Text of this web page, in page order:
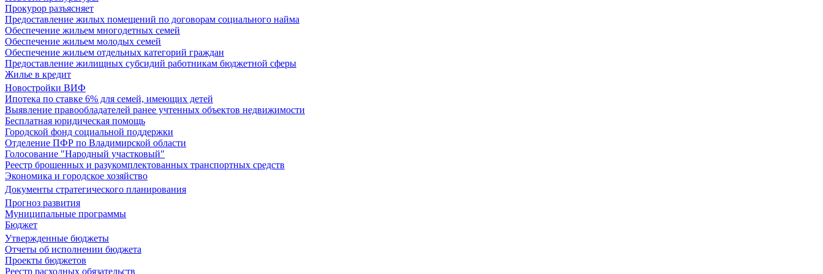
Прокурор разъясняет
Предоставление жилых помещений по договорам социального найма
Обеспечение жильем многодетных семей
Обеспечение жильем молодых семей
Обеспечение жильем отдельных категорий граждан
Предоставление жилищных субсидий работникам бюджетной сферы
Жилье в кредит
Новостройки ВИФ
Ипотека по ставке 6% для семей, имеющих детей
Выявление правообладателей ранее учтенных объектов недвижимости
Бесплатная юридическая помощь
Городской фонд социальной поддержки
Отделение ПФР по Владимирской области
Голосование "Народный участковый"
Реестр брошенных и разукомплектованных транспортных средств
Экономика и городское хозяйство
Документы стратегического планирования
Прогноз развития
Муниципальные программы
Бюджет
Утвержденные бюджеты
Отчеты об исполнении бюджета
Проекты бюджетов
Реестр расходных обязательств